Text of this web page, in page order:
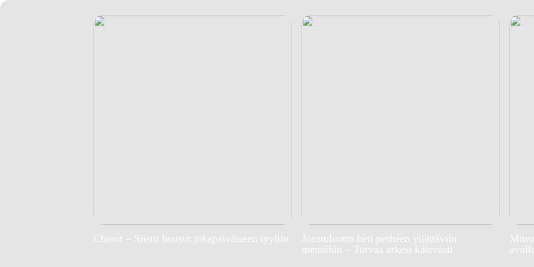
Chinot – Siistit housut jokapäiväiseen tyyliin
Joustoluotto heti perheen yllättäviin
menoihin – Turvaa arkesi kätevästi